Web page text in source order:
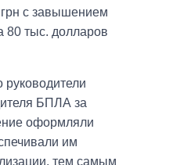
с завышением
80 тыс. долларов
руководители
БПЛА за
оформляли
им
тем самым